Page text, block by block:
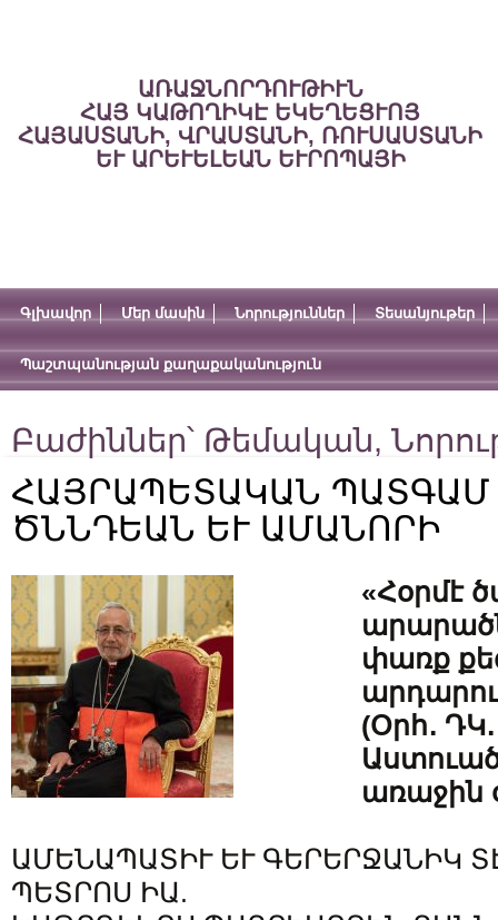
ԱՌԱՋՆՈՐԴՈՒԹԻՒՆ
ՀԱՅ ԿԱԹՈՂԻԿԷ ԵԿԵՂԵՑՒՈՅ
ՀԱՅԱՍՏԱՆԻ, ՎՐԱՍՏԱՆԻ, ՌՈՒՍԱՍՏԱՆԻ
ԵՒ ԱՐԵՒԵԼԵԱՆ ԵՒՐՈՊԱՅԻ
Գլխավոր Մեր մասին Նորություններ Տեսանյութեր
Պաշտպանության քաղաքականություն
Բաժիններ՝ Թեմական,
ՀԱՅՐԱՊԵՏԱԿԱՆ ՊԱՏԳԱՄ
ԾՆՆԴԵԱՆ ԵՒ ԱՄԱՆՈՐԻ
«Հօրմէ
փառք
(Օրհ․
առաջին
ԱՄԵՆԱՊԱՏԻՒ ԵՒ ԳԵՐԵՐՋԱՆԻԿ
ՊԵՏՐՈՍ ԻԱ.